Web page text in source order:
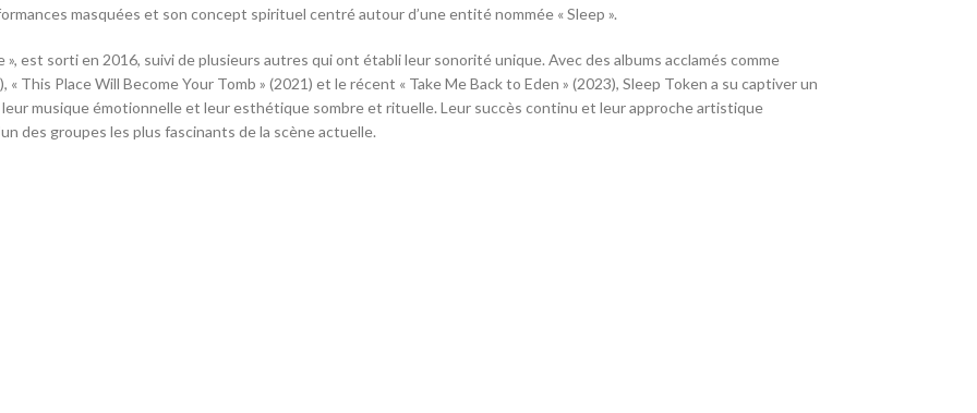
masquées et son concept spirituel centré autour d’une entité nommée « Sleep ».
», est sorti en 2016, suivi de plusieurs autres qui ont établi leur sonorité unique. Avec des albums acclamés comme
« This Place Will Become Your Tomb » (2021) et le récent « Take Me Back to Eden » (2023), Sleep Token a su captiver un
leur musique émotionnelle et leur esthétique sombre et rituelle. Leur succès continu et leur approche artistique
des groupes les plus fascinants de la scène actuelle.